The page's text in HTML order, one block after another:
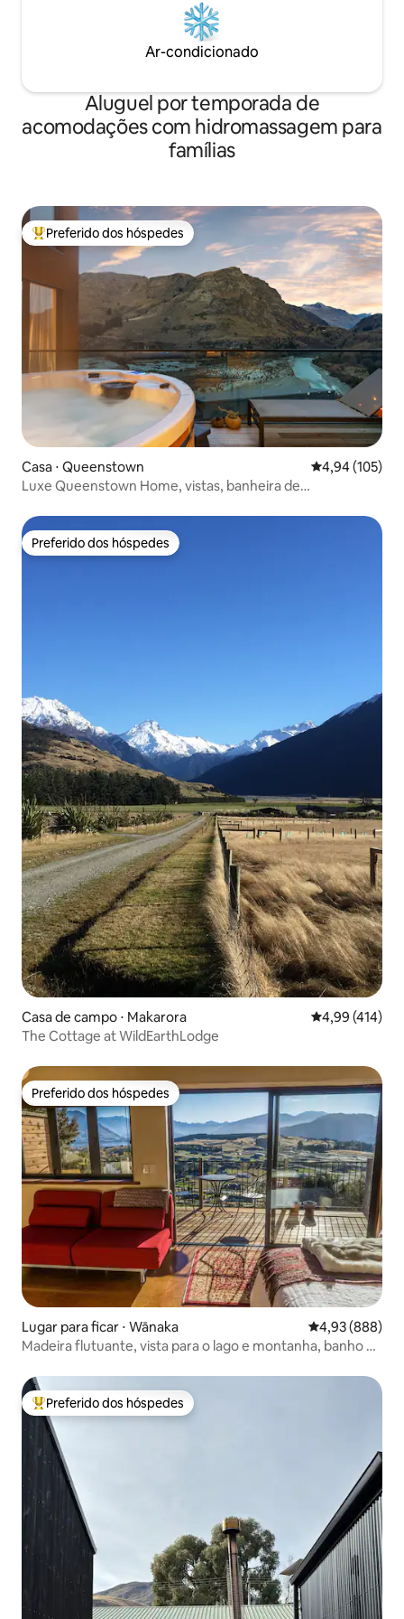
Ar-condicionado
Aluguel por temporada de
acomodações com hidromassagem para
famílias
Entre os melhores preferidos dos hóspedes
Preferido dos hóspedes
Casa ⋅ Queenstown 4,94 de uma
4,94 (105)
Luxe Queenstown Home, vistas, banheira de
Preferido dos hóspedes
Preferido dos hóspedes
Casa de campo ⋅ Makarora 4,99 de uma
4,99 (414)
The Cottage at WildEarthLodge
Preferido dos hóspedes
Preferido dos hóspedes
Lugar para ficar ⋅ Wānaka 4,93 de uma
4,93 (888)
Madeira flutuante, vista para o lago e montanha, banho ao
Entre os melhores preferidos dos hóspedes
Preferido dos hóspedes